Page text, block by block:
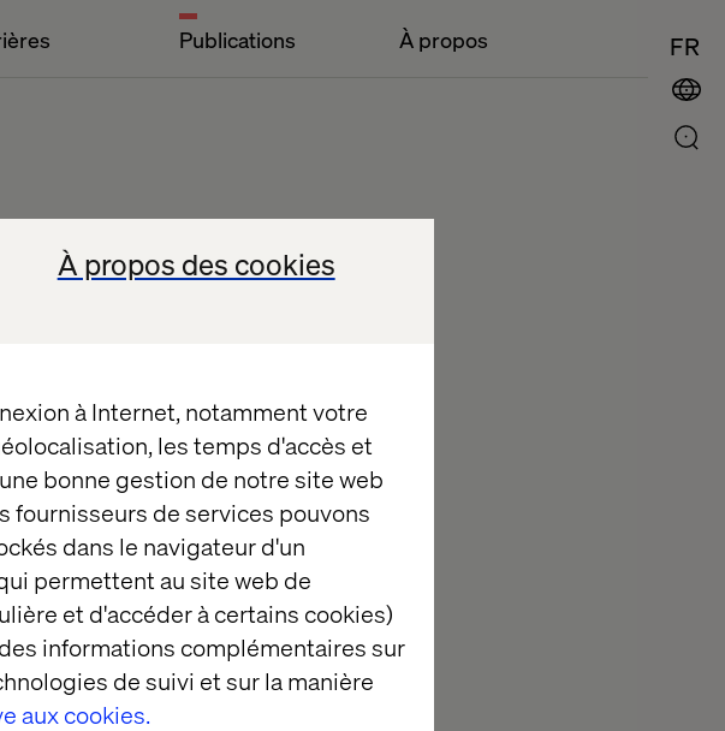
À propos des cookies
à Internet, notamment votre
les temps d'accès et
bonne gestion de notre site web
fournisseurs de services pouvons
dans le navigateur d'un
permettent au site web de
et d'accéder à certains cookies)
informations complémentaires sur
de suivi et sur la manière
aux cookies.
Publications À propos FR